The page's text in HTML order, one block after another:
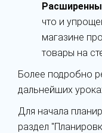
что и
магазине
товары на
Более подробно
дальнейших
Для начала
раздел